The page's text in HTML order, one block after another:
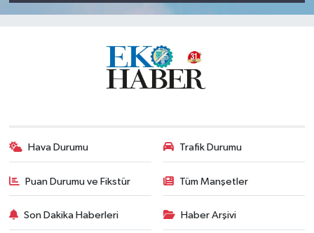
Hava Durumu Trafik Durumu
Puan Durumu ve Fikstür Tüm Manşetler
Son Dakika Haberleri Haber Arşivi